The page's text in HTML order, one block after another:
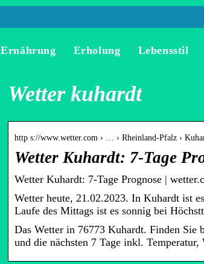
Ernährung Erholung Lebensstil
Wetter kuhardt
http s://www.wetter.com › … › Rheinland-Pfalz ›
Wetter Kuhardt: 7-Tage
Wetter Kuhardt: 7-Tage Prognose |
Wetter heute, 21.02.2023. In Kuhardt ist
Laufe des Mittags ist es sonnig bei
Das Wetter in 76773 Kuhardt. Finden Sie
und die nächsten 7 Tage inkl.